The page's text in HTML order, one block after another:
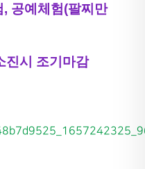
공예체험(팔찌만
진시 조기마감